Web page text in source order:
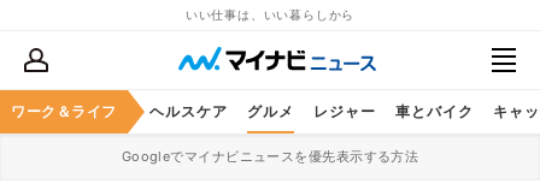
いい仕事は、いい暮らしから
ワーク＆ライフ
マネー 暮らし ヘルスケア グルメ レジャー 車とバイク キャ
Googleでマイナビニュースを優先表示する方法